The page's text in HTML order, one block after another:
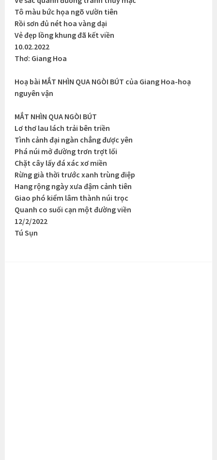
Tô màu bức họa ngõ vườn tiên
Rồi sơn đủ nét hoa vàng dại
Vẻ đẹp lồng khung đã kết viền
10.02.2022
Thơ: Giang Hoa
Hoạ bài MẮT NHÌN QUA NGÒI BÚT của Giang Hoa-hoạ
nguyên vận
MẮT NHÌN QUA NGÒI BÚT
Lơ thơ lau lách trải bên triền
Tình cảnh đại ngàn chẳng được yên
Phá núi mở đường trơn trợt lối
Chặt cây lấy đá xác xơ miền
Rừng già thời trước xanh trùng điệp
Hang rộng ngày xưa đậm cảnh tiên
Giao phó kiểm lâm thành núi trọc
Quanh co suối cạn một đường viền
12/2/2022
Tú Sụn